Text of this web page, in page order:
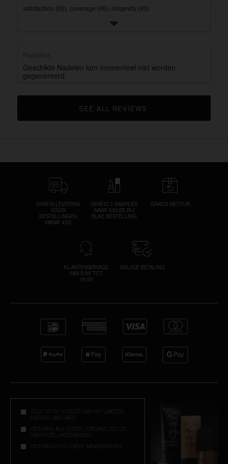
satisfaction (65), coverage (46), longevity (40)
Geschikte Nadelen kon momenteel niet worden
gegenereerd.
CLICK TO GO TO ALL REVIEWS
GRATIS LEVERING
VOOR
BESTELLINGEN
VANAF €30
GRATIS 2 SAMPLES
NAAR KEUZE BIJ
ELKE BESTELLING
GRATIS RETOUR
KLANTENSERVICE
VAN 9:00 TOT
18:00
VEILIGE BETALING
BLIJF OP DE HOOGTE VAN HET LAATSTE
NIEUWS VAN NARS
ONTVANG ALS EERSTE TOEGANG TOT DE
NIEUWSTE LANCERINGEN
ONTVANG EXCLUSIEVE AANBIEDINGEN